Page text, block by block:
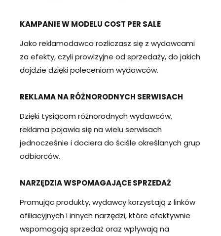
KAMPANIE W MODELU COST PER SALE
Jako reklamodawca rozliczasz się z wydawcami
za efekty, czyli prowizyjne od sprzedaży, do jakich
dojdzie dzięki poleceniom wydawców.
REKLAMA NA RÓŻNORODNYCH SERWISACH
Dzięki tysiącom różnorodnych wydawców,
reklama pojawia się na wielu serwisach
jednocześnie i dociera do ściśle określanych grup
odbiorców.
NARZĘDZIA WSPOMAGAJĄCE SPRZEDAŻ
Promując produkty, wydawcy korzystają z linków
afiliacyjnych i innych narzędzi, które efektywnie
wspomagają sprzedaż oraz wpływają na